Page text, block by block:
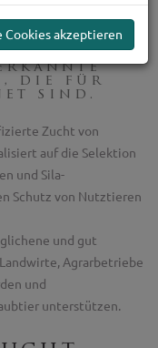
dein
die für
sind.
Zucht von
auf die Selektion
und Sila-
Schutz von Nutztieren
und gut
Agrarbetriebe
und
unterstützen.
Cookies akzeptieren